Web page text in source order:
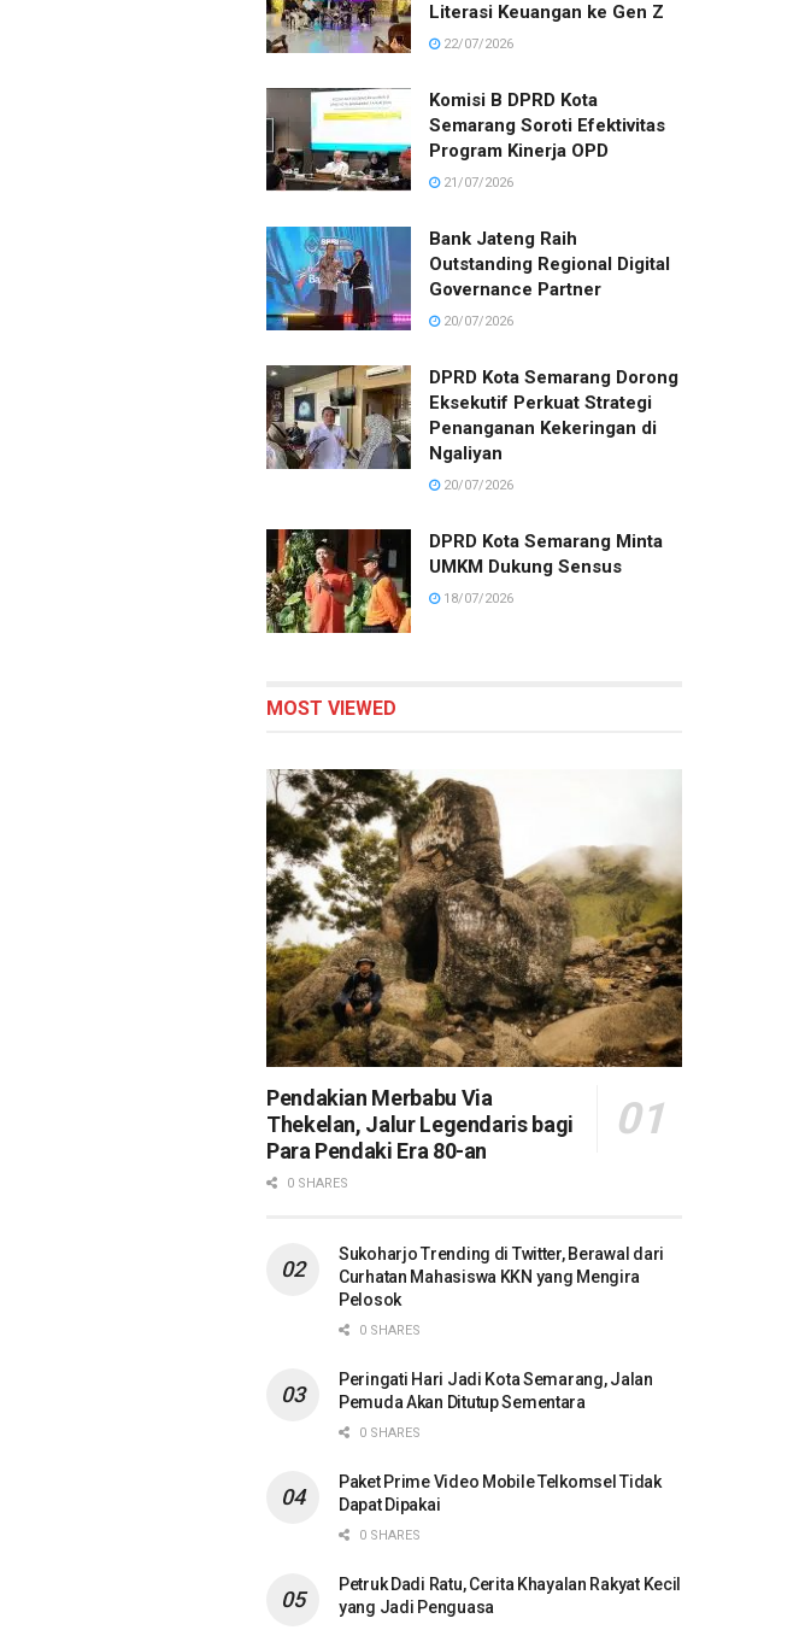
Literasi Keuangan ke Gen Z
22/07/2026
Komisi B DPRD Kota
Semarang Soroti Efektivitas
Program Kinerja OPD
21/07/2026
Bank Jateng Raih
Outstanding Regional Digital
Governance Partner
20/07/2026
DPRD Kota Semarang Dorong
Eksekutif Perkuat Strategi
Penanganan Kekeringan di
Ngaliyan
20/07/2026
DPRD Kota Semarang Minta
UMKM Dukung Sensus
18/07/2026
MOST VIEWED
Pendakian Merbabu Via
Thekelan, Jalur Legendaris bagi
Para Pendaki Era 80-an
0 SHARES
Sukoharjo Trending di Twitter, Berawal dari
Curhatan Mahasiswa KKN yang Mengira
Pelosok
0 SHARES
Peringati Hari Jadi Kota Semarang, Jalan
Pemuda Akan Ditutup Sementara
0 SHARES
Paket Prime Video Mobile Telkomsel Tidak
Dapat Dipakai
0 SHARES
Petruk Dadi Ratu, Cerita Khayalan Rakyat Kecil
yang Jadi Penguasa